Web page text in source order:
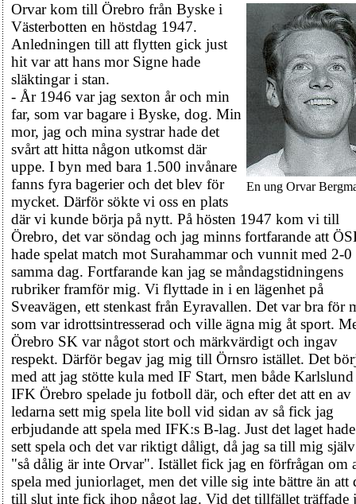
En ung Orvar
Orvar kom till Örebro från Byske i
Västerbotten en höstdag 1947.
Anledningen till att flytten gick just
hit var att hans mor Signe hade
släktingar i stan.
- År 1946 var jag sexton år och min
far, som var bagare i Byske, dog. Min
mor, jag och mina systrar hade det
svårt att hitta någon utkomst där
uppe. I byn med bara 1.500 invånare
fanns fyra bagerier och det blev för
mycket. Därför sökte vi oss en plats
där vi kunde börja på nytt. På hösten 1947 kom vi till
Örebro, det var söndag och jag minns fortfarande att
hade spelat match mot Surahammar och vunnit med 2-0
samma dag. Fortfarande kan jag se måndagstidningens
rubriker framför mig. Vi flyttade in i en lägenhet på
Sveavägen, ett stenkast från Eyravallen. Det var bra för
som var idrottsintresserad och ville ägna mig åt sport.
Örebro SK var något stort och märkvärdigt och ingav
respekt. Därför begav jag mig till Örnsro istället. Det
med att jag stötte kula med IF Start, men både
IFK Örebro spelade ju fotboll där, och efter det att en av
ledarna sett mig spela lite boll vid sidan av så fick jag
erbjudande att spela med IFK:s B-lag. Just det laget
sett spela och det var riktigt dåligt, då jag sa till mig
"så dålig är inte Orvar". Istället fick jag en förfrågan om
spela med juniorlaget, men det ville sig inte bättre än att
till slut inte fick ihop något lag. Vid det tillfället träffade